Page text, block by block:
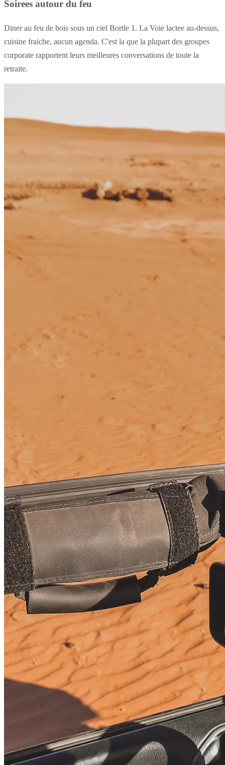
Soirees autour du feu
Diner au feu de bois sous un ciel Bortle 1. La Voie lactee au-dessus,
cuisine fraiche, aucun agenda. C'est la que la plupart des groupes
corporate rapportent leurs meilleures conversations de toute la
retraite.